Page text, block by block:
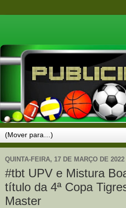
QUINTA-FEIRA, 17 DE MARÇO DE 2022
#tbt UPV e Mistura
título da 4ª Copa
Master